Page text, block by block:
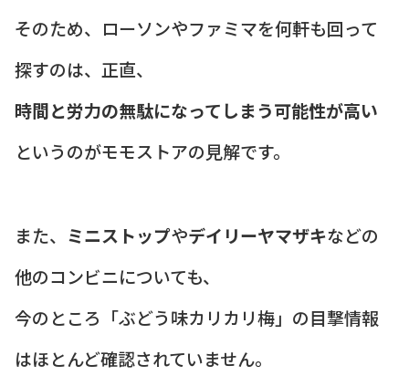
そのため、ローソンやファミマを何軒も回って
探すのは、正直、
時間と労力の無駄になってしまう可能性が高い
というのがモモストアの見解です。
また、 ミニストップやデイリーヤマザキなどの
他のコンビニについても、
今のところ「ぶどう味カリカリ梅」の目撃情報
はほとんど確認されていません。